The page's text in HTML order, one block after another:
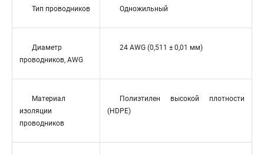
Тип проводников Одножильный
Диаметр
проводников, AWG
24 AWG (0,511 ± 0,01 мм)
Материал
изоляции
проводников
Полиэтилен высокой плотности
(HDPE)